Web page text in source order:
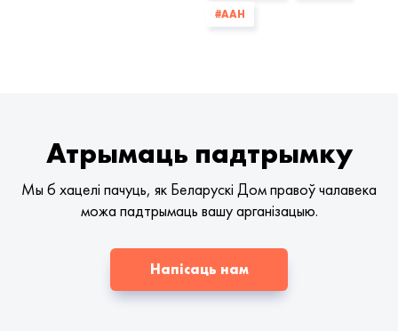
#ААН
Атрымаць падтрымку
Мы б хацелі пачуць, як Беларускі Дом правоў чалавека
можа падтрымаць вашу арганізацыю.
Напісаць нам